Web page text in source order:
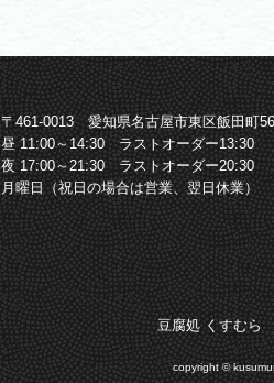
〒461-0013 愛知県名古屋市東区飯田町56
昼 11:00～14:30 ラストオーダー13:30
夜 17:00～21:30 ラストオーダー20:30
月曜日（祝日の場合は営業、翌日休業）
豆腐処 くすむら
copyright ©